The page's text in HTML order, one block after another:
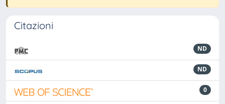
Citazioni
ND
ND
0